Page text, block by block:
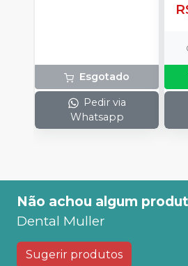
Esgotado
Pedir via
Whatsapp
Não achou algum
Dental Muller
Sugerir produtos